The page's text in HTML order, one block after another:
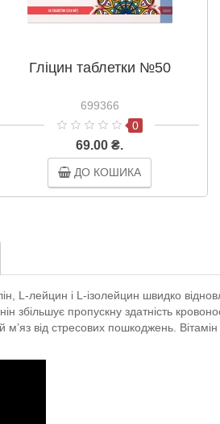
Гліцин таблетки №50
699366
0
69.00 ₴.
ДО КОШИКА
L-лейцин і L-ізолейцин швидко
збільшує пропускну здатність
від стресових пошкоджень. Вітамін